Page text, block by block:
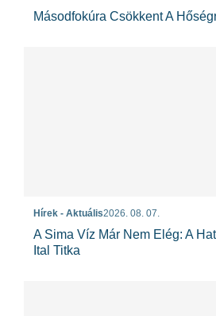
Másodfokúra Csökkent A
Hírek - Aktuális2026. 08. 07.
A Sima Víz Már Nem Elég: A
Ital Titka